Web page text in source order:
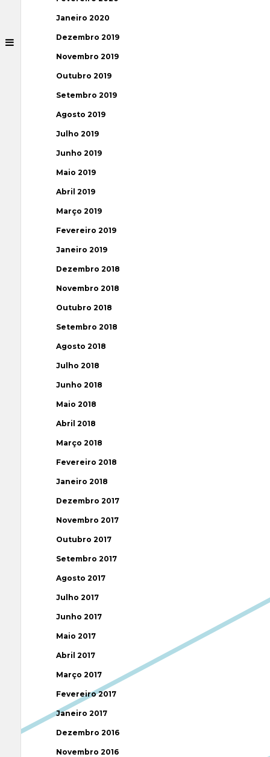
Janeiro 2020
Dezembro 2019
Novembro 2019
Outubro 2019
Setembro 2019
Agosto 2019
Julho 2019
Junho 2019
Maio 2019
Abril 2019
Março 2019
Fevereiro 2019
Janeiro 2019
Dezembro 2018
Novembro 2018
Outubro 2018
Setembro 2018
Agosto 2018
Julho 2018
Junho 2018
Maio 2018
Abril 2018
Março 2018
Fevereiro 2018
Janeiro 2018
Dezembro 2017
Novembro 2017
Outubro 2017
Setembro 2017
Agosto 2017
Julho 2017
Junho 2017
Maio 2017
Abril 2017
Março 2017
Fevereiro 2017
Janeiro 2017
Dezembro 2016
Novembro 2016